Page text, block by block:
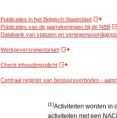
Publicaties in het Belgisch Staatsblad
Publicaties van de jaarrekeningen bij de NBB
Databank van statuten en
Werkgeversrepertorium
Check inhoudingsplicht
Centraal register van bestuursverboden -
(1)Activiteiten worden in
activiteiten met een